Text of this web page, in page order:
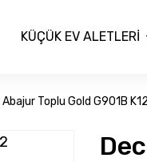
KÜÇÜK EV ALETLERİ
Toplu Gold G901B K12